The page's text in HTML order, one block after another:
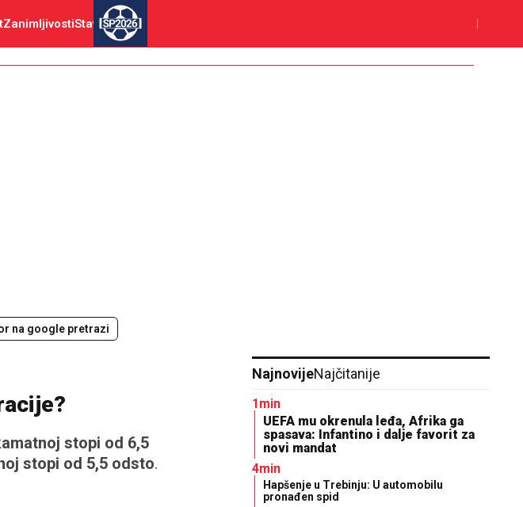
ZanimljivostiStav SP2026
na google pretrazi
stopi od 6,5
stopi od 5,5 odsto.
NajnovijeNajčitanije
1min
UEFA mu okrenula leđa, Afrika ga
spasava: Infantino i dalje favorit za
novi mandat
4min
Hapšenje u Trebinju: U automobilu
pronađen spid